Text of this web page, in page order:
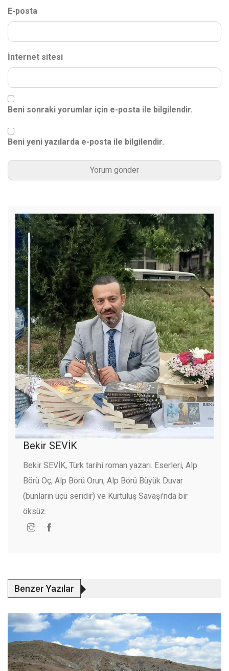
E-posta
İnternet sitesi
Beni sonraki yorumlar için e-posta ile bilgilendir.
Beni yeni yazılarda e-posta ile bilgilendir.
Bekir SEVİK
Bekir SEVİK, Türk tarihi roman yazarı. Eserleri, Alp
Börü Öç, Alp Börü Orun, Alp Börü Büyük Duvar
(bunların üçü seridir) ve Kurtuluş Savaşı'nda bir
öksüz.
Benzer Yazılar